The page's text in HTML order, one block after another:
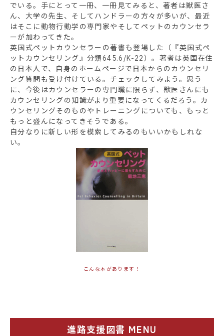
でいる。手にとって一冊、一冊見てみると、著者は獣医さ
ん、大学の先生、そしてハンドラーの方々が多いが、最近
はそこに動物行動学の専門家やそしてペットのカウンセラ
ーが加わってきた。
英国式ペットカウンセラーの著書も登場した（『英国式ペ
ットカウンセリング』分類645.6/K-22）。著者は英国在住
の日本人で、自身のホームページで日本からのカウンセリ
ング質問も受け付けている。チェックしてみよう。思う
に、今後はカウンセラーの専門職に限らず、獣医さんにも
カウンセリングの知識がより重要になってくるだろう。カ
ウンセリングそのものやトレーニングについても、もっと
もっと盛んになってきそうである。
自分なりに新しい形を模索してみるのもいいかもしれな
い。
こんな本があります！
進路支援図書 MENU